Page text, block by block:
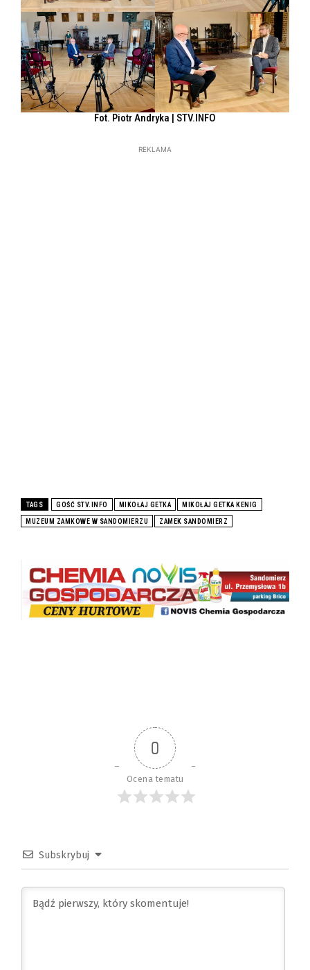
Fot. Piotr Andryka | STV.INFO
REKLAMA
TAGS GOŚĆ STV.INFO MIKOŁAJ GETKA MIKOŁAJ GETKA KENIG
MUZEUM ZAMKOWE W SANDOMIERZU ZAMEK SANDOMIERZ
0
Ocena tematu
Subskrybuj